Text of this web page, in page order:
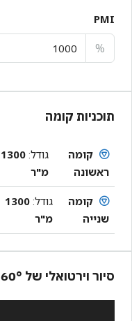
PMI
%
תוכניות קומה
קומה
ראשונה
גודל:1300
מ"ר
קומה
שנייה
גודל:1300
מ"ר
סיור וירטואלי של 360°